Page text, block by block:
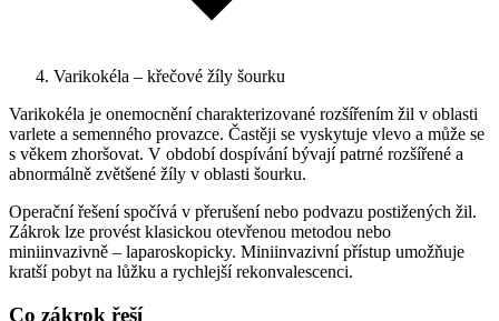
Varikokéla – křečové žíly šourku
Varikokéla je onemocnění charakterizované rozšířením žil v oblasti
varlete a semenného provazce. Častěji se vyskytuje vlevo a může se
s věkem zhoršovat. V období dospívání bývají patrné rozšířené a
abnormálně zvětšené žíly v oblasti šourku.
Operační řešení spočívá v přerušení nebo podvazu postižených žil.
Zákrok lze provést klasickou otevřenou metodou nebo
miniinvazivně – laparoskopicky. Miniinvazivní přístup umožňuje
kratší pobyt na lůžku a rychlejší rekonvalescenci.
Co zákrok řeší